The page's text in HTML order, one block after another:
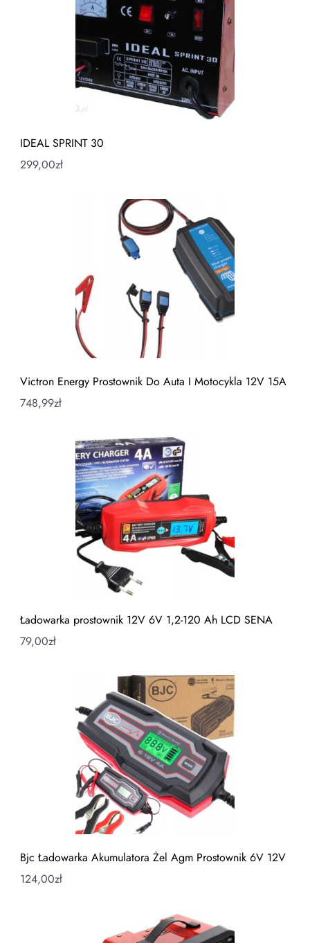
IDEAL SPRINT 30
299,00zł
Victron Energy Prostownik Do Auta I Motocykla 12V 15A
748,99zł
Ładowarka prostownik 12V 6V 1,2-120 Ah LCD SENA
79,00zł
Bjc Ładowarka Akumulatora Żel Agm Prostownik 6V 12V
124,00zł